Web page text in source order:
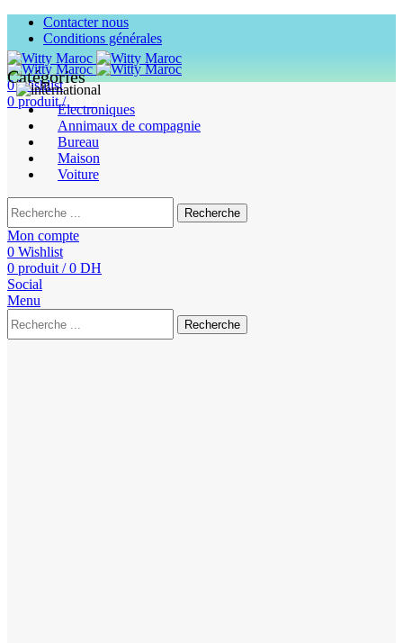
Contacter nous
Conditions générales
0Wishlist
0produit / DH
Catégories
Electroniques
Annimaux de compagnie
Bureau
Maison
Voiture
Recherche
Mon compte
0 Wishlist
0 produit / 0 DH
Social
Menu
Recherche